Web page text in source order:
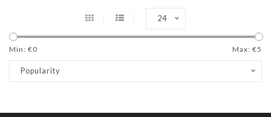
24
Min: €0 Max: €5
Popularity